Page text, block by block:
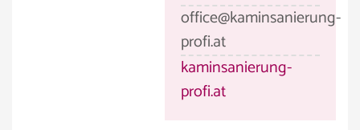
office@kaminsanierung-
profi.at
kaminsanierung-
profi.at